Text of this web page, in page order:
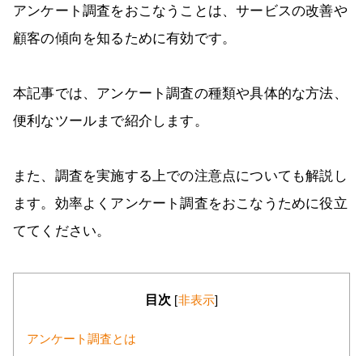
アンケート調査をおこなうことは、サービスの改善や
顧客の傾向を知るために有効です。
本記事では、アンケート調査の種類や具体的な方法、
便利なツールまで紹介します。
また、調査を実施する上での注意点についても解説し
ます。効率よくアンケート調査をおこなうために役立
ててください。
目次 [非表示]
アンケート調査とは